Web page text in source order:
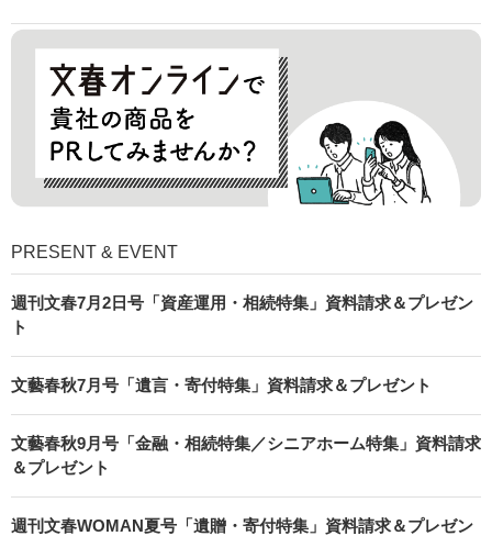
PRESENT & EVENT
週刊文春7月2日号「資産運用・相続特集」資料請求＆プレゼン
ト
文藝春秋7月号「遺言・寄付特集」資料請求＆プレゼント
文藝春秋9月号「金融・相続特集／シニアホーム特集」資料請求
＆プレゼント
週刊文春WOMAN夏号「遺贈・寄付特集」資料請求＆プレゼン